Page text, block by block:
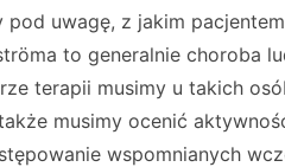
uwagę, z jakim
to generalnie choroba
terapii musimy u takich
musimy ocenić
wspomnianych